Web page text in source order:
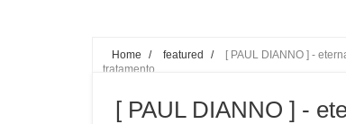
Home / featured /
[ PAUL DIANNO ] -
tratamento
[ PAUL DIANNO ] -